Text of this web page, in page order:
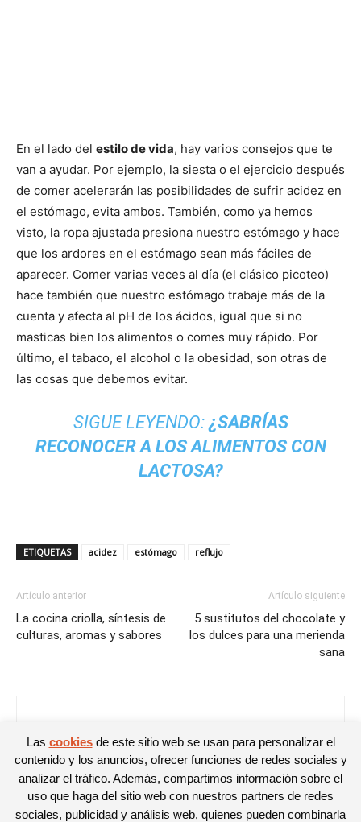
En el lado del estilo de vida, hay varios consejos que te
van a ayudar. Por ejemplo, la siesta o el ejercicio después
de comer acelerarán las posibilidades de sufrir acidez en
el estómago, evita ambos. También, como ya hemos
visto, la ropa ajustada presiona nuestro estómago y hace
que los ardores en el estómago sean más fáciles de
aparecer. Comer varias veces al día (el clásico picoteo)
hace también que nuestro estómago trabaje más de la
cuenta y afecta al pH de los ácidos, igual que si no
masticas bien los alimentos o comes muy rápido. Por
último, el tabaco, el alcohol o la obesidad, son otras de
las cosas que debemos evitar.
SIGUE LEYENDO: ¿SABRÍAS
RECONOCER A LOS ALIMENTOS CON
LACTOSA?
ETIQUETAS acidez estómago reflujo
Artículo anterior
La cocina criolla, síntesis de
culturas, aromas y sabores
Artículo siguiente
5 sustitutos del chocolate y
los dulces para una merienda
sana
Las cookiesde este sitio web se usan para personalizar el
contenido y los anuncios, ofrecer funciones de redes sociales y
analizar el tráfico. Además, compartimos información sobre el
uso que haga del sitio web con nuestros partners de redes
sociales, publicidad y análisis web, quienes pueden combinarla